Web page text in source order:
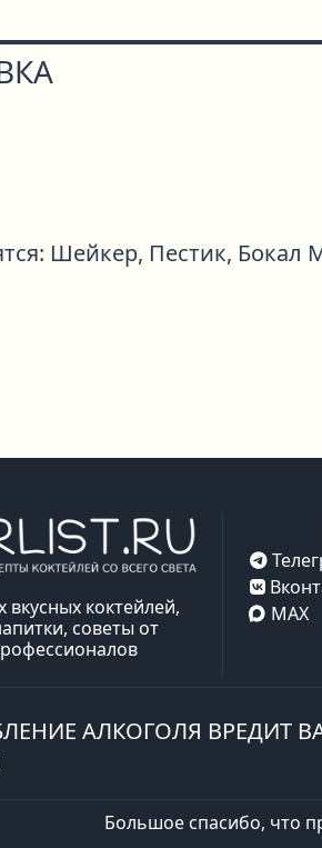
Шейкер, Пестик, Бокал
коктейлей,
советы от
MAX
АЛКОГОЛЯ ВРЕДИТ
Большое спасибо, что